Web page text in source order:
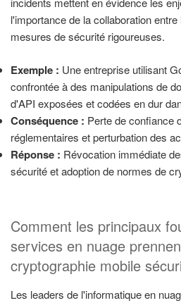
l'importance de la collaboration
mesures de sécurité rigoureuses.
Exemple : Une entreprise utilisant
confrontée à des manipulations de
d'API exposées et codées en dur
Conséquence : Perte de confiance
réglementaires et perturbation des
Réponse : Révocation immédiate
sécurité et adoption de normes de
Comment les principaux
services en nuage
cryptographie mobile
Les leaders de l'informatique en